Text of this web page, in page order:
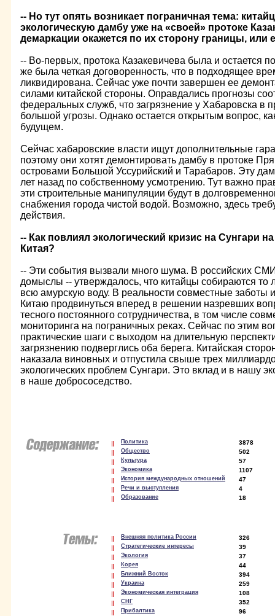
-- Но тут опять возникает пограничная тема:
экологическую дамбу уже на «своей» протоке
демаркации окажется по их сторону границы, или
-- Во-первых, протока Казакевичева была и остается
же была четкая договоренность, что в подходящее
ликвидирована. Сейчас уже почти завершен ее
силами китайской стороны. Оправдались прогнозы
федеральных служб, что загрязнение у Хабаровска в
большой угрозы. Однако остается открытым вопрос,
будущем.
Сейчас хабаровские власти ищут дополнительные
поэтому они хотят демонтировать дамбу в протоке
островами Большой Уссурийский и Тарабаров. Эту
лет назад по собственному усмотрению. Тут важно
эти строительные манипуляции будут в
снабжения города чистой водой. Возможно, здесь
действия.
-- Как повлиял экологический кризис на Сунгари
Китая?
-- Эти события вызвали много шума. В российских
домыслы -- утверждалось, что китайцы собираются то
всю амурскую воду. В реальности совместные заботы
Китаю продвинуться вперед в решении назревших
тесного постоянного сотрудничества, в том числе
мониторинга на пограничных реках. Сейчас по этим
практические шаги с выходом на длительную
загрязнению подверглись оба берега. Китайская
наказала виновных и отпустила свыше трех
экологических проблем Сунгари. Это вклад и в нашу
в наше добрососедство.
Политика 3878
Общество 502
Культура 57
Экономика 1107
История международных отношений 47
Речи и выступления 4
Образование 18
Внешняя политика России 326
Стратегические интересы 39
Экология 37
Корея 44
Ближний Восток 394
Украина 259
Экономическая интеграция 108
СНГ 352
Прибалтика 96